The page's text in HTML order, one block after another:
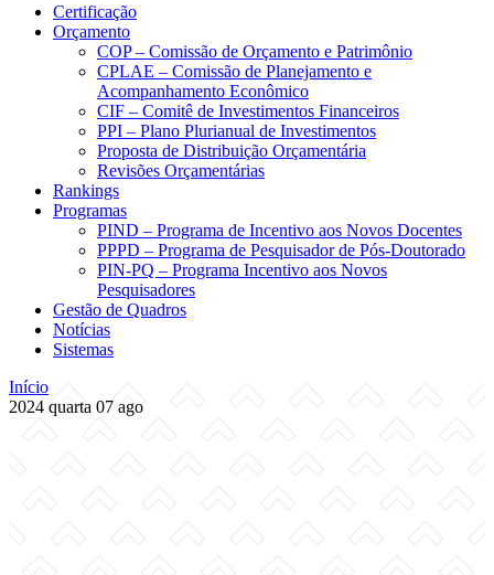
Certificação
Orçamento
COP – Comissão de Orçamento e Patrimônio
CPLAE – Comissão de Planejamento e
Acompanhamento Econômico
CIF – Comitê de Investimentos Financeiros
PPI – Plano Plurianual de Investimentos
Proposta de Distribuição Orçamentária
Revisões Orçamentárias
Rankings
Programas
PIND – Programa de Incentivo aos Novos Docentes
PPPD – Programa de Pesquisador de Pós-Doutorado
PIN-PQ – Programa Incentivo aos Novos
Pesquisadores
Gestão de Quadros
Notícias
Sistemas
Início
2024 quarta 07 ago